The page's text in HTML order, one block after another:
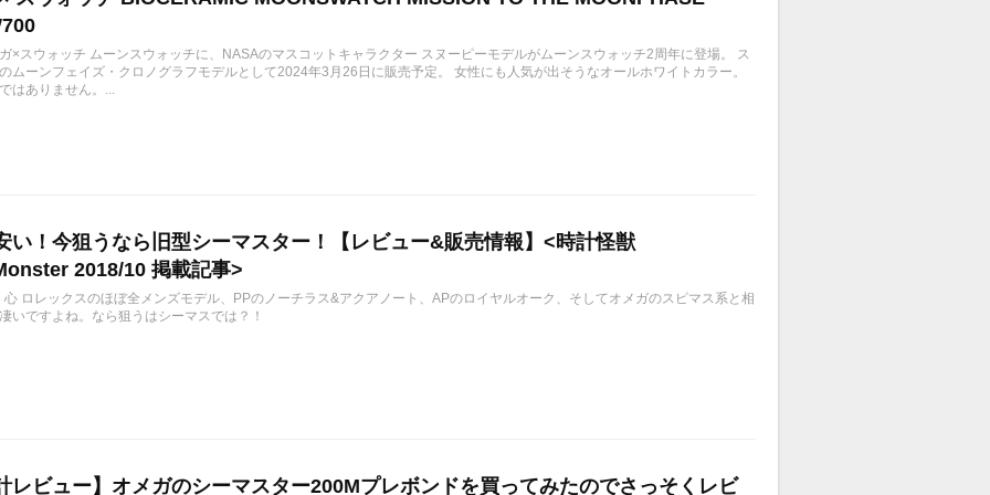
×スウォッチ ムーンスウォッチに、NASAのマスコットキャラクター スヌーピーモデルがムーンスウォッチ2周年に登場。 ス
ムーンフェイズ・クロノグラフモデルとして2024年3月26日に販売予定。 女性にも人気が出そうなオールホワイトカラー。
はありません。...
い！今狙うなら旧型シーマスター！【レビュー&販売情報】<時計怪獣
2018/10 掲載記事>
ロレックスのほぼ全メンズモデル、PPのノーチラス&アクアノート、APのロイヤルオーク、そしてオメガのスピマス系と相
いですよね。なら狙うはシーマスでは？！
レビュー】オメガのシーマスター200Mプレボンドを買ってみたのでさっそくレビ